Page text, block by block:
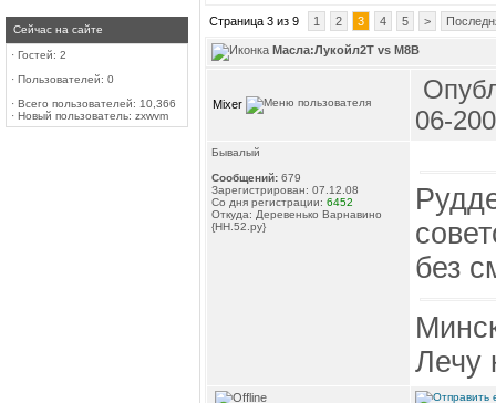
Сейчас на сайте
· Гостей: 2
· Пользователей: 0
· Всего пользователей: 10,366
· Новый пользователь: zxwvm
Страница 3 из 9 1 2 3 4 5 >
Масла:Лукойл2Т vs М8В
Mixer
06-
Бывалый
Сообщений: 679
Зарегистрирован: 07.12.08
Со дня регистрации: 6452
Откуда: Деревенько Варнавино
{НН.52.ру}
без
Лечу